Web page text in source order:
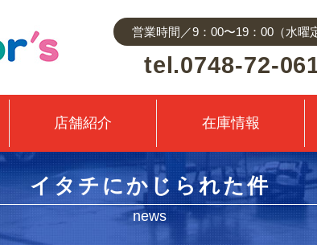
営業時間／9：00〜19：00（水曜
tel.0748-72-
店舗紹介 在庫情報
イタチにかじられた件
news